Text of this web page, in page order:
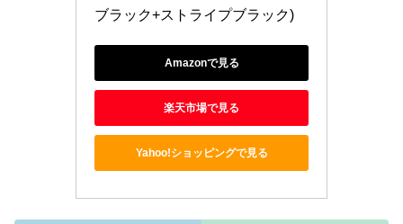
ブラック+ストライプブラック)
Amazonで見る
楽天市場で見る
Yahoo!ショッピングで見る